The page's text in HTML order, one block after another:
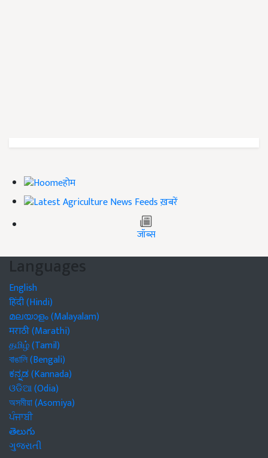
होम
ख़बरें
जॉब्स
Languages
English
हिंदी (Hindi)
മലയാളം (Malayalam)
मराठी (Marathi)
தமிழ் (Tamil)
বাঙালি (Bengali)
ಕನ್ನಡ (Kannada)
ଓଡିଆ (Odia)
অসমীয়া (Asomiya)
ਪੰਜਾਬੀ
తెలుగు
ગુજરાતી